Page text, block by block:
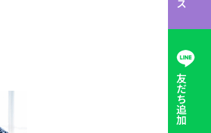
友だち追加